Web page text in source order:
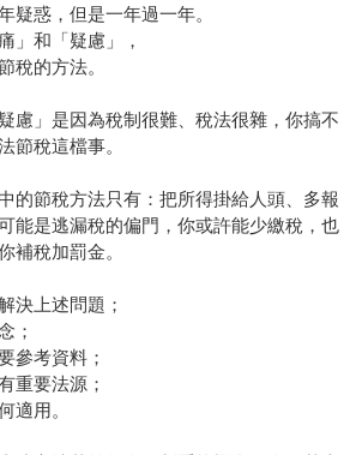
疑惑，但是一年過一年。
」和「疑慮」，
稅的方法。
慮」是因為稅制很難、稅法很雜，你搞不
節稅這檔事。
的節稅方法只有：把所得掛給人頭、多報
能是逃漏稅的偏門，你或許能少繳稅，也
補稅加罰金。
決上述問題；
；
參考資料；
重要法源；
適用。